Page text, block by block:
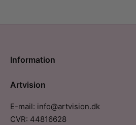
Information
Artvision
E-mail: info@artvision.dk
CVR: 44816628